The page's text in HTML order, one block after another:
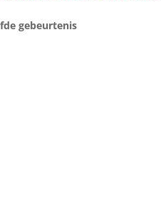
gebeurtenis